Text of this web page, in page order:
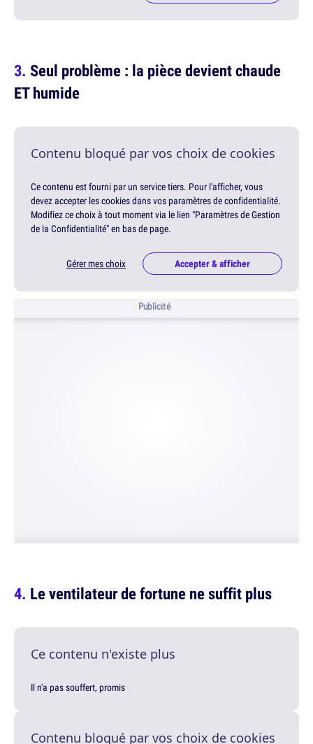
Seul problème : la pièce devient chaude
ET humide
Contenu bloqué par vos choix de cookies
Ce contenu est fourni par un service tiers. Pour l'afficher, vous
devez accepter les cookies dans vos paramètres de confidentialité.
Modifiez ce choix à tout moment via le lien "Paramètres de Gestion
de la Confidentialité" en bas de page.
Gérer mes choix Accepter & afficher
Publicité
Le ventilateur de fortune ne suffit plus
Ce contenu n'existe plus
Il n'a pas souffert, promis
Contenu bloqué par vos choix de cookies